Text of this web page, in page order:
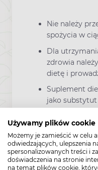
Używamy plików cookie
Możemy je zamieścić w celu
odwiedzających, ulepszenia
spersonalizowanych treści i
doświadczenia na stronie
na temat plików cookie,
Nie należy
spożycia w
Dla
zdrowia
dietę i
Suplement
jako
temperaturze
dla małych